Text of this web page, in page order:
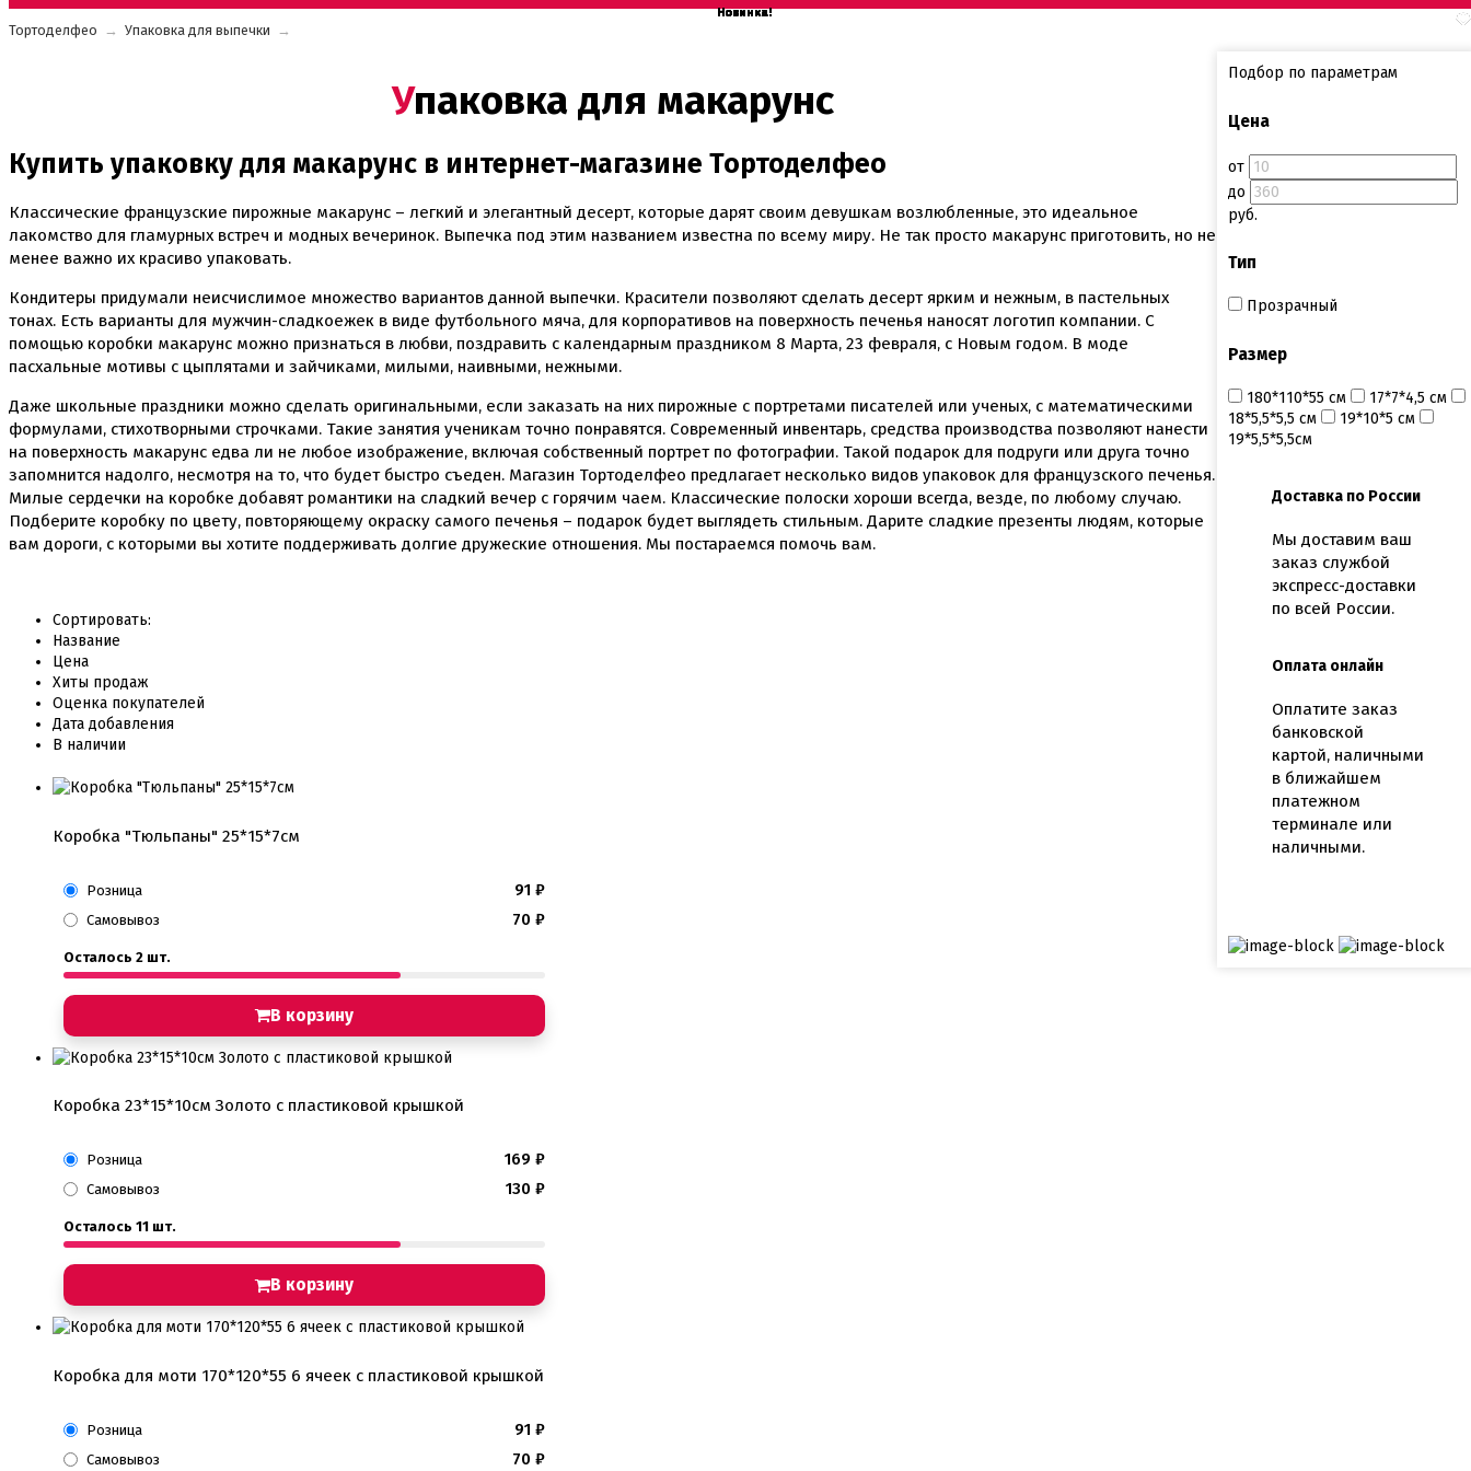
Тортоделфео → Упаковка для выпечки →
Подбор по параметрам
Цена
от
до
руб.
Тип
Прозрачный
Размер
180*110*55 см
17*7*4,5 см
18*5,5*5,5 см
19*10*5 см
19*5,5*5,5см
Доставка по России
Мы доставим ваш
заказ службой
экспресс-доставки
по всей России.
Оплата онлайн
Оплатите заказ
банковской
картой, наличными
в ближайшем
платежном
терминале или
наличными.
Упаковка для макарунс
Купить упаковку для макарунс в интернет-магазине Тортоделфео
Классические французские пирожные макарунс – легкий и элегантный десерт, которые дарят своим девушкам возлюбленные, это идеальное
лакомство для гламурных встреч и модных вечеринок. Выпечка под этим названием известна по всему миру. Не так просто макарунс приготовить, но не
менее важно их красиво упаковать.
Кондитеры придумали неисчислимое множество вариантов данной выпечки. Красители позволяют сделать десерт ярким и нежным, в пастельных
тонах. Есть варианты для мужчин-сладкоежек в виде футбольного мяча, для корпоративов на поверхность печенья наносят логотип компании. С
помощью коробки макарунс можно признаться в любви, поздравить с календарным праздником 8 Марта, 23 февраля, с Новым годом. В моде
пасхальные мотивы с цыплятами и зайчиками, милыми, наивными, нежными.
Даже школьные праздники можно сделать оригинальными, если заказать на них пирожные с портретами писателей или ученых, с математическими
формулами, стихотворными строчками. Такие занятия ученикам точно понравятся. Современный инвентарь, средства производства позволяют нанести
на поверхность макарунс едва ли не любое изображение, включая собственный портрет по фотографии. Такой подарок для подруги или друга точно
запомнится надолго, несмотря на то, что будет быстро съеден. Магазин Тортоделфео предлагает несколько видов упаковок для французского печенья.
Милые сердечки на коробке добавят романтики на сладкий вечер с горячим чаем. Классические полоски хороши всегда, везде, по любому случаю.
Подберите коробку по цвету, повторяющему окраску самого печенья – подарок будет выглядеть стильным. Дарите сладкие презенты людям, которые
вам дороги, с которыми вы хотите поддерживать долгие дружеские отношения. Мы постараемся помочь вам.
Сортировать:
Название
Цена
Хиты продаж
Оценка покупателей
Дата добавления
В наличии
Новинка!
Коробка "Тюльпаны" 25*15*7см
Розница 91 ₽
Самовывоз 70 ₽
Осталось 2 шт.
В корзину
Новинка!
Коробка 23*15*10см Золото с пластиковой крышкой
Розница 169 ₽
Самовывоз 130 ₽
Осталось 11 шт.
В корзину
Новинка!
Коробка для моти 170*120*55 6 ячеек с пластиковой крышкой
Розница 91 ₽
Самовывоз 70 ₽
Новинка!
Новинка!
Новинка!
Новинка!
Новинка!
Новинка!